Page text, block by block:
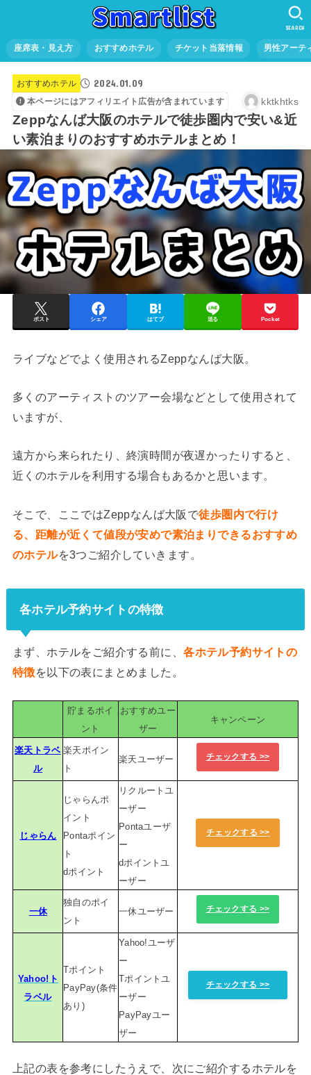
座席表・見え方 おすすめホテル チケット当落情報 男性アーテ
SEARCH
おすすめホテル 2024.01.09
本ページにはアフィリエイト広告が含まれています kktkhtks
Zeppなんば大阪のホテルで徒歩圏内で安い&近
い素泊まりのおすすめホテルまとめ！
ポスト シェア はてブ 送る Pocket
ライブなどでよく使用されるZeppなんば大阪。
多くのアーティストのツアー会場などとして使用されて
いますが、
遠方から来られたり、終演時間が夜遅かったりすると、
近くのホテルを利用する場合もあるかと思います。
そこで、ここではZeppなんば大阪で徒歩圏内で行け
る、距離が近くて値段が安めで素泊まりできるおすすめ
のホテルを3つご紹介していきます。
各ホテル予約サイトの特徴
まず、ホテルをご紹介する前に、各ホテル予約サイトの
特徴を以下の表にまとめました。
貯まるポイ
ント
おすすめユー
ザー
キャンペーン
楽天トラベ
ル
楽天ポイン
ト
楽天ユーザー チェックする >>
じゃらん
じゃらんポ
イント
Pontaポイン
ト
dポイント
リクルートユ
ーザー
Pontaユーザ
ー
dポイントユ
ーザー
チェックする >>
一休
独自のポイ
ント
一休ユーザー チェックする >>
Yahoo!ト
ラベル
Tポイント
PayPay(条件
あり)
Yahoo!ユーザ
ー
Tポイントユ
ーザー
PayPayユー
ザー
チェックする >>
上記の表を参考にしたうえで、次にご紹介するホテルを